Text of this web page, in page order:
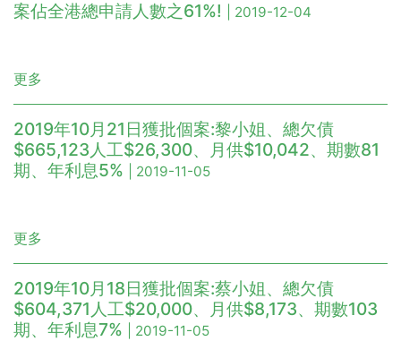
案佔全港總申請人數之61%!
| 2019-12-04
更多
2019年10月21日獲批個案:黎小姐、總欠債
$665,123人工$26,300、月供$10,042、期數81
期、年利息5%
| 2019-11-05
更多
2019年10月18日獲批個案:蔡小姐、總欠債
$604,371人工$20,000、月供$8,173、期數103
期、年利息7%
| 2019-11-05